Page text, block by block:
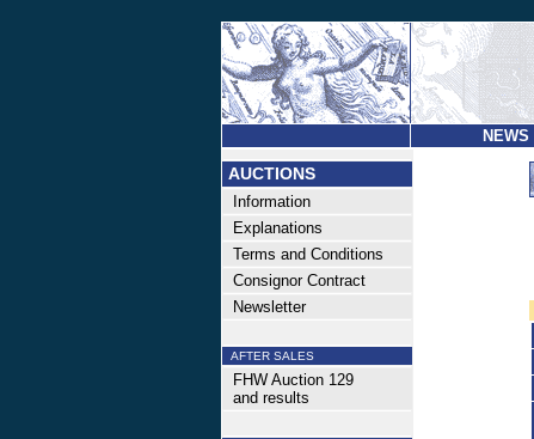
NEWS
AUCTIONS
Information
Explanations
Terms and Conditions
Consignor Contract
Newsletter
AFTER SALES
FHW Auction 129
and results